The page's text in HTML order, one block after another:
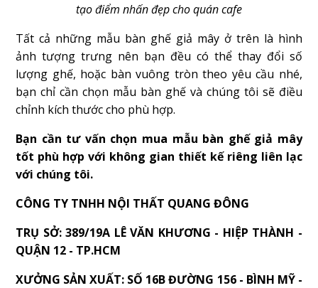
tạo điểm nhấn đẹp cho quán cafe
Tất cả những mẫu bàn ghế giả mây ở trên là hình
ảnh tượng trưng nên bạn đều có thể thay đổi số
lượng ghế, hoặc bàn vuông tròn theo yêu cầu nhé,
bạn chỉ cần chọn mẫu bàn ghế và chúng tôi sẽ điều
chỉnh kích thước cho phù hợp.
Bạn cần tư vấn chọn mua mẫu bàn ghế giả mây
tốt phù hợp với không gian thiết kế riêng liên lạc
với chúng tôi.
CÔNG TY TNHH NỘI THẤT QUANG ĐÔNG
TRỤ SỞ: 389/19A LÊ VĂN KHƯƠNG - HIỆP THÀNH -
QUẬN 12 - TP.HCM
XƯỞNG SẢN XUẤT: SỐ 16B ĐƯỜNG 156 - BÌNH MỸ -